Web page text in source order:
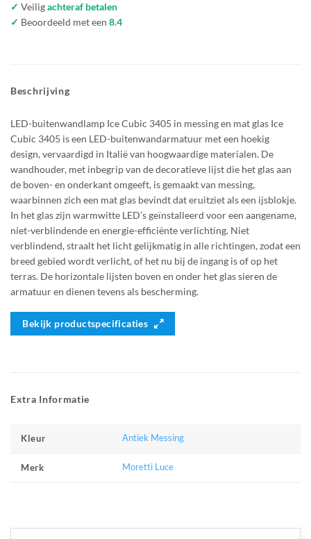
✓ Veiligachteraf betalen
✓ Beoordeeld met een 8.4
Beschrijving
LED-buitenwandlamp Ice Cubic 3405 in messing en mat glas Ice
Cubic 3405 is een LED-buitenwandarmatuur met een hoekig
design, vervaardigd in Italië van hoogwaardige materialen. De
wandhouder, met inbegrip van de decoratieve lijst die het glas aan
de boven- en onderkant omgeeft, is gemaakt van messing,
waarbinnen zich een mat glas bevindt dat eruitziet als een ijsblokje.
In het glas zijn warmwitte LED’s geïnstalleerd voor een aangename,
niet-verblindende en energie-efficiënte verlichting. Niet
verblindend, straalt het licht gelijkmatig in alle richtingen, zodat een
breed gebied wordt verlicht, of het nu bij de ingang is of op het
terras. De horizontale lijsten boven en onder het glas sieren de
armatuur en dienen tevens als bescherming.
Bekijk productspecificaties
Extra Informatie
Kleur Antiek Messing
Merk Moretti Luce